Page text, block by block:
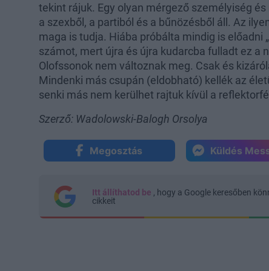
tekint rájuk. Egy olyan mérgező személyiség
a szexből, a partiból és a bűnözésből áll. Az
maga is tudja. Hiába próbálta mindig is előadni
számot, mert újra és újra kudarcba fulladt ez a
Olofssonok nem változnak meg. Csak és
Mindenki más csupán (eldobható) kellék az
senki más nem kerülhet rajtuk kívül a
Szerző: Wadolowski-Balogh Orsolya
Megosztás Küldés
Itt állíthatod be , hogy a Google keresőben
cikkeit